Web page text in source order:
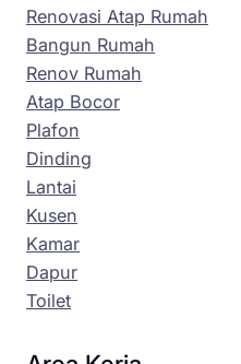
Renovasi Atap Rumah
Bangun Rumah
Renov Rumah
Atap Bocor
Plafon
Dinding
Lantai
Kusen
Kamar
Dapur
Toilet